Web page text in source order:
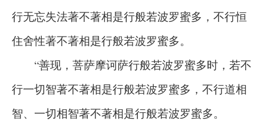
行无忘失法著不著相是行般若波罗蜜多，不行恒
住舍性著不著相是行般若波罗蜜多。
“善现，菩萨摩诃萨行般若波罗蜜多时，若不
行一切智著不著相是行般若波罗蜜多，不行道相
智、一切相智著不著相是行般若波罗蜜多。